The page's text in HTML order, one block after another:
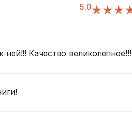
5.0
ней!!! Качество великолепное!!!